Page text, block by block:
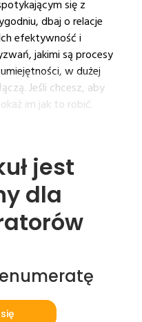
się z
dbaj o relacje
efektywność i
jakimi są procesy
w dużej
Jeśli chcesz, aby
im jak to robić.
jest
dla